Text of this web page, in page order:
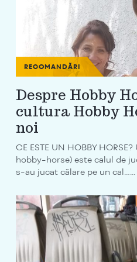
RECOMANDĂRI
Despre Hobby
cultura Hobby
noi
CE ESTE UN HOBBY
hobby-horse) este calul de
s-au jucat călare pe un cal…...